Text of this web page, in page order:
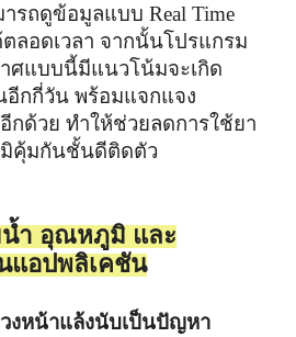
รถดูข้อมูลแบบ Real Time
ลอดเวลา จากนั้นโปรแกรม
าศแบบนี้มีแนวโน้มจะเกิด
อีกกี่วัน พร้อมแจกแจง
กด้วย ทำให้ช่วยลดการใช้ยา
มิคุ้มกันชั้นดีติดตัว
ำ อุณหภูมิ และ
แอปพลิเคชัน
งหน้าแล้งนับเป็นปัญหา